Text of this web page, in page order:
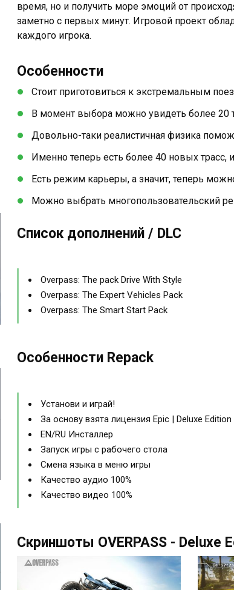
время, но и получить море эмоций от
заметно с первых минут. Игровой проект
каждого игрока.
Особенности
Стоит приготовиться к экстремальным
В момент выбора можно увидеть более 20
Довольно-таки реалистичная физика
Именно теперь есть более 40 новых трасс,
Есть режим карьеры, а значит, теперь
Можно выбрать многопользовательский
Список дополнений / DLC
Overpass: The pack Drive With Style
Overpass: The Expert Vehicles Pack
Overpass: The Smart Start Pack
Особенности Repack
Установи и играй!
За основу взята лицензия Epic | Deluxe Edition
EN/RU Инсталлер
Запуск игры с рабочего стола
Смена языка в меню игры
Качество аудио 100%
Качество видео 100%
Скриншоты OVERPASS - Deluxe